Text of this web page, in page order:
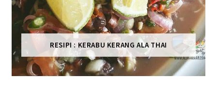
RESIPI : KERABU KERANG ALA THAI